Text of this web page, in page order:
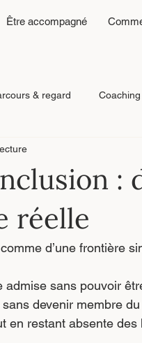
Être accompagné
& regard
& régulation
:
réelle
d’une frontière
sans pouvoir
devenir membre
en restant absente